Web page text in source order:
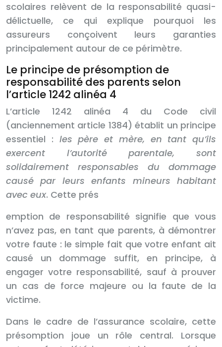
scolaires relèvent de la responsabilité quasi-
délictuelle, ce qui explique pourquoi les
assureurs conçoivent leurs garanties
principalement autour de ce périmètre.
Le principe de présomption de
responsabilité des parents selon
l’article 1242 alinéa 4
L’article 1242 alinéa 4 du Code civil
(anciennement article 1384) établit un principe
essentiel : les père et mère, en tant qu’ils
exercent l’autorité parentale, sont
solidairement responsables du dommage
causé par leurs enfants mineurs habitant
avec eux. Cette prés
emption de responsabilité signifie que vous
n’avez pas, en tant que parents, à démontrer
votre faute : le simple fait que votre enfant ait
causé un dommage suffit, en principe, à
engager votre responsabilité, sauf à prouver
un cas de force majeure ou la faute de la
victime.
Dans le cadre de l’assurance scolaire, cette
présomption joue un rôle central. Lorsque